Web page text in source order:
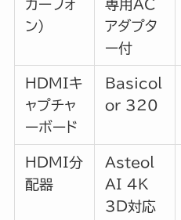
カーフォ
ン）
専用AC
アダプタ
ー付
HDMIキ
ャプチャ
ーボード
Basicol
or 320
HDMI分
配器
Asteol
AI 4K
3D対応